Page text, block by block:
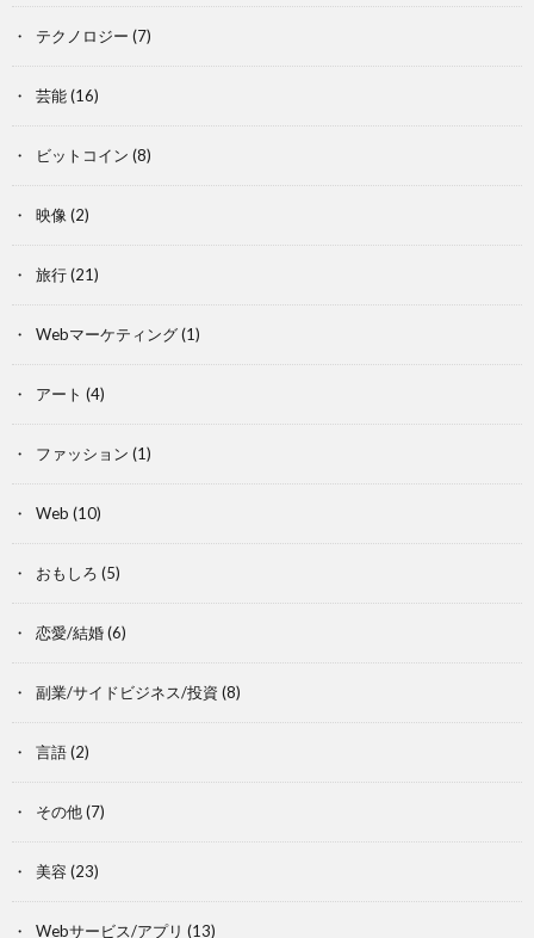
テクノロジー (7)
芸能(16)
ビットコイン (8)
映像(2)
旅行(21)
Webマーケティング(1)
アート (4)
ファッション (1)
Web (10)
おもしろ (5)
恋愛/結婚(6)
副業/サイドビジネス/投資 (8)
言語(2)
その他(7)
美容 (23)
Webサービス/アプリ (13)